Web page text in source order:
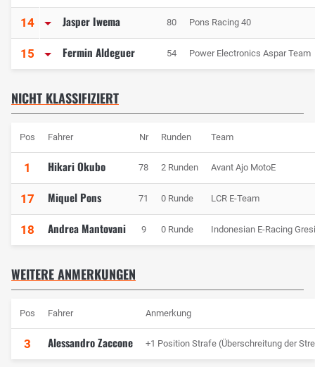
14 Jasper Iwema 80 Pons Racing 40
15 Fermin Aldeguer 54 Power Electronics Aspar Team
NICHT KLASSIFIZIERT
Pos Fahrer Nr Runden Team
1 Hikari Okubo 78 2 Runden Avant Ajo MotoE
17 Miquel Pons 71 0 Runde LCR E-Team
18 Andrea Mantovani 9 0 Runde Indonesian E-Racing
WEITERE ANMERKUNGEN
Pos Fahrer Anmerkung
3 Alessandro Zaccone +1 Position Strafe (Überschreitung der